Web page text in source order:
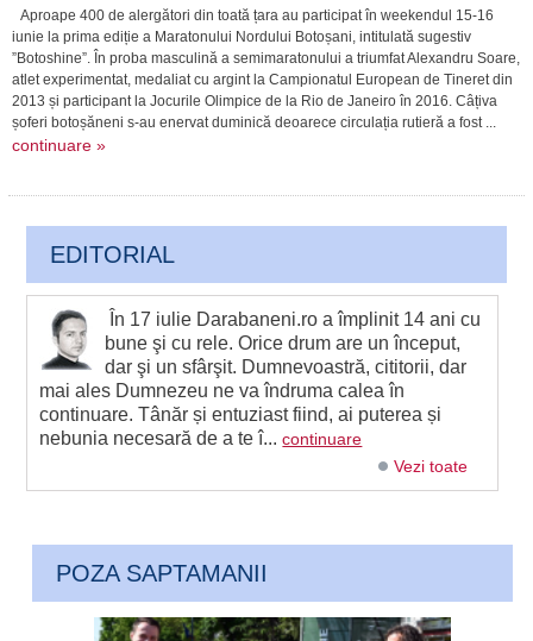
Aproape 400 de alergători din toată țara au participat în weekendul 15-16
iunie la prima ediție a Maratonului Nordului Botoșani, intitulată sugestiv
”Botoshine”. În proba masculină a semimaratonului a triumfat Alexandru Soare,
atlet experimentat, medaliat cu argint la Campionatul European de Tineret din
2013 și participant la Jocurile Olimpice de la Rio de Janeiro în 2016. Câțiva
șoferi botoșăneni s-au enervat duminică deoarece circulația rutieră a fost ...
continuare »
EDITORIAL
În 17 iulie Darabaneni.ro a împlinit 14 ani cu
bune şi cu rele. Orice drum are un început,
dar şi un sfârşit. Dumnevoastră, cititorii, dar
mai ales Dumnezeu ne va îndruma calea în
continuare. Tânăr și entuziast fiind, ai puterea și
nebunia necesară de a te î...continuare
Vezi toate
POZA SAPTAMANII